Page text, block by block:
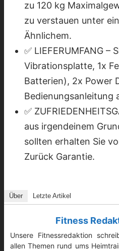
zu 120 kg
zu verstauen unter
Ähnlichem.
✅ LIEFERUMFANG –
Vibrationsplatte, 1x
Batterien), 2x Power
Bedienungsanleitung
✅
aus irgendeinem
sollten erhalten Sie
Zurück Garantie.
Über Letzte Artikel
Fitness
Unsere Fitnessredaktion
allen Themen rund ums